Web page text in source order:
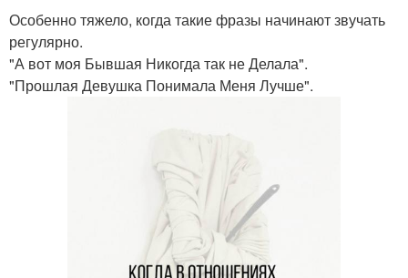
Особенно тяжело, когда такие фразы начинают звучать
регулярно.
"А вот моя Бывшая Никогда так не Делала".
"Прошлая Девушка Понимала Меня Лучше".